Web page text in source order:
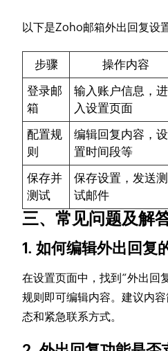
以下是Zoho邮箱外出回复设
步骤 操作内容
登录邮
箱
输入账户信息，进
入设置页面
配置规
则
编辑回复内容，设
置时间段等
保存并
测试
保存设置，发送测
试邮件
三、常见问题及解
1. 如何编辑外出回复
在设置页面中，找到“外出回
规则即可编辑内容。建议内
态和紧急联系方式。